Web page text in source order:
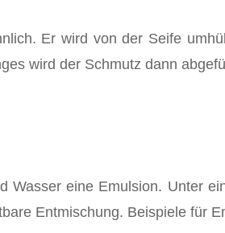
Er wird von der Seife
wird der Schmutz dann
Wasser eine Emulsion. Unter
Entmischung. Beispiele für